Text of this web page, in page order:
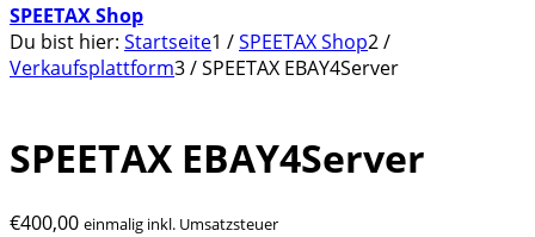
SPEETAX Shop
Du bist hier: Startseite1 /SPEETAX Shop2/
Verkaufsplattform3/SPEETAX EBAY4Server
SPEETAX EBAY4Server
€400,00 einmalig inkl. Umsatzsteuer